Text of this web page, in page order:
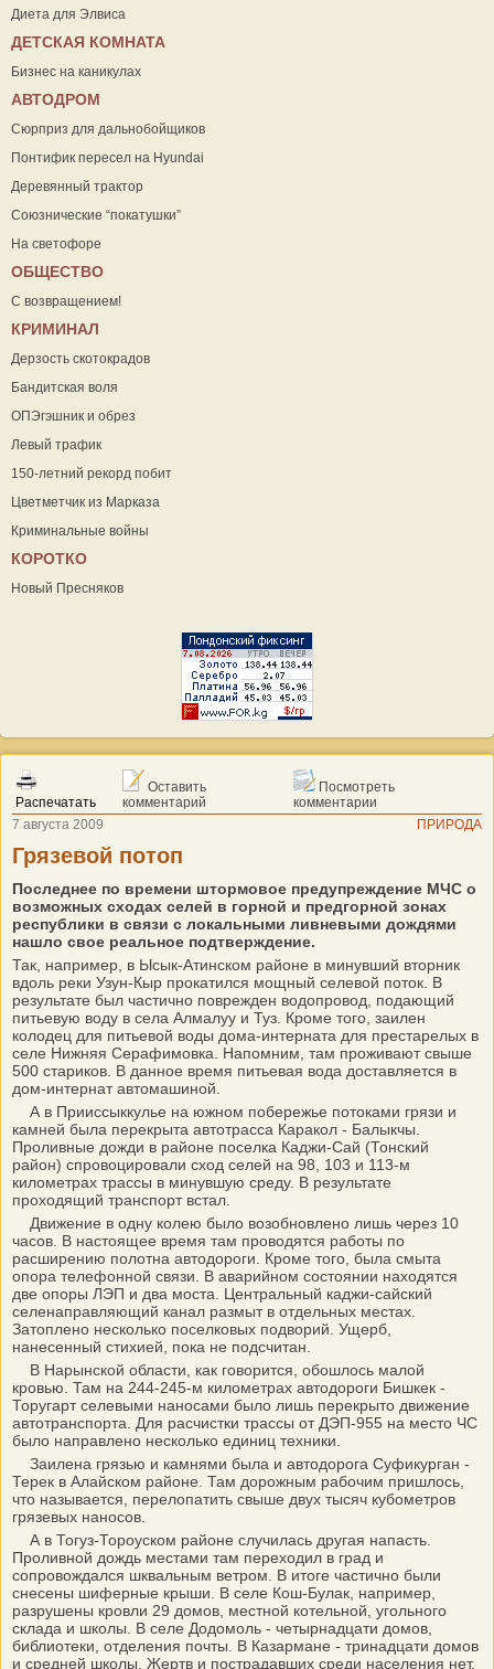
Диета для Элвиса
ДЕТСКАЯ КОМНАТА
Бизнес на каникулах
АВТОДРОМ
Сюрприз для дальнобойщиков
Понтифик пересел на Hyundai
Деревянный трактор
Союзнические “покатушки”
На светофоре
ОБЩЕСТВО
С возвращением!
КРИМИНАЛ
Дерзость скотокрадов
Бандитская воля
ОПЭгэшник и обрез
Левый трафик
150-летний рекорд побит
Цветметчик из Марказа
Криминальные войны
КОРОТКО
Новый Пресняков
Распечатать
Оставить
комментарий
Посмотреть
комментарии
7 августа 2009
ПРИРОДА
Грязевой потоп
Последнее по времени штормовое предупреждение МЧС о
возможных сходах селей в горной и предгорной зонах
республики в связи с локальными ливневыми дождями
нашло свое реальное подтверждение.
Так, например, в Ысык-Атинском районе в минувший вторник
вдоль реки Узун-Кыр прокатился мощный селевой поток. В
результате был частично поврежден водопровод, подающий
питьевую воду в села Алмалуу и Туз. Кроме того, заилен
колодец для питьевой воды дома-интерната для престарелых в
селе Нижняя Серафимовка. Напомним, там проживают свыше
500 стариков. В данное время питьевая вода доставляется в
дом-интернат автомашиной.
А в Прииссыккулье на южном побережье потоками грязи и
камней была перекрыта автотрасса Каракол - Балыкчы.
Проливные дожди в районе поселка Каджи-Сай (Тонский
район) спровоцировали сход селей на 98, 103 и 113-м
километрах трассы в минувшую среду. В результате
проходящий транспорт встал.
Движение в одну колею было возобновлено лишь через 10
часов. В настоящее время там проводятся работы по
расширению полотна автодороги. Кроме того, была смыта
опора телефонной связи. В аварийном состоянии находятся
две опоры ЛЭП и два моста. Центральный каджи-сайский
селенаправляющий канал размыт в отдельных местах.
Затоплено несколько поселковых подворий. Ущерб,
нанесенный стихией, пока не подсчитан.
В Нарынской области, как говорится, обошлось малой
кровью. Там на 244-245-м километрах автодороги Бишкек -
Торугарт селевыми наносами было лишь перекрыто движение
автотранспорта. Для расчистки трассы от ДЭП-955 на место ЧС
было направлено несколько единиц техники.
Заилена грязью и камнями была и автодорога Суфикурган -
Терек в Алайском районе. Там дорожным рабочим пришлось,
что называется, перелопатить свыше двух тысяч кубометров
грязевых наносов.
А в Тогуз-Тороуском районе случилась другая напасть.
Проливной дождь местами там переходил в град и
сопровождался шквальным ветром. В итоге частично были
снесены шиферные крыши. В селе Кош-Булак, например,
разрушены кровли 29 домов, местной котельной, угольного
склада и школы. В селе Додомоль - четырнадцати домов,
библиотеки, отделения почты. В Казармане - тринадцати домов
и средней школы. Жертв и пострадавших среди населения нет.